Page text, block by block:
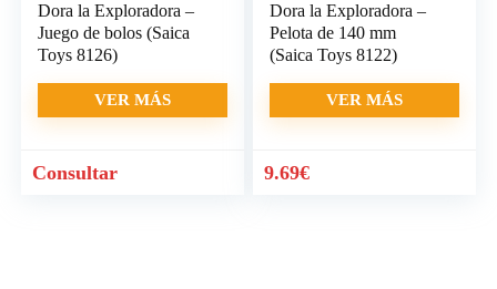
Dora la Exploradora –
Juego de bolos (Saica
Toys 8126)
VER MÁS
Consultar
Dora la Exploradora –
Pelota de 140 mm
(Saica Toys 8122)
VER MÁS
9.69€